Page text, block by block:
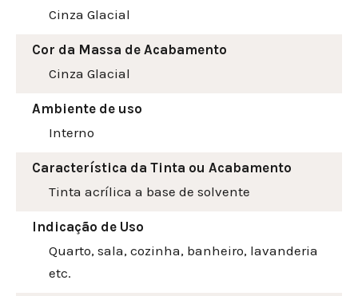
Cinza Glacial
Cor da Massa de Acabamento
Cinza Glacial
Ambiente de uso
Interno
Característica da Tinta ou Acabamento
Tinta acrílica a base de solvente
Indicação de Uso
Quarto, sala, cozinha, banheiro, lavanderia
etc.